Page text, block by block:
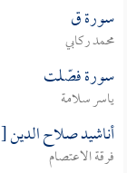
سورة ق
محمد ركابي
سورة فصّلت
ياسر سلامة
أناشيد صلاح الدين [3]
فرقة الاعتصام